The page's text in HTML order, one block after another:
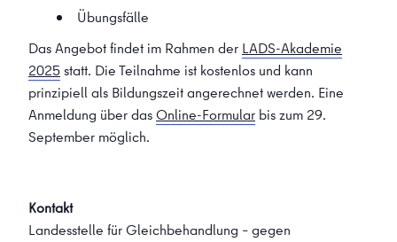
Übungsfälle
Das Angebot findet im Rahmen der LADS-Akademie
2025statt. Die Teilnahme ist kostenlos und kann
prinzipiell als Bildungszeit angerechnet werden. Eine
Anmeldung über dasOnline-Formular bis zum 29.
September möglich.
Kontakt
Landesstelle für Gleichbehandlung – gegen